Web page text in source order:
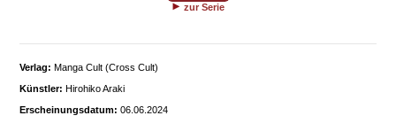
zur Serie
Verlag: Manga Cult (Cross Cult)
Künstler: Hirohiko Araki
Erscheinungsdatum: 06.06.2024